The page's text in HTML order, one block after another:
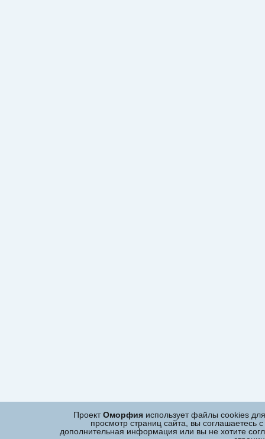
ПроектОморфияиспользует файлы cookies
просмотр страниц сайта, вы
дополнительная информация или вы не хотите